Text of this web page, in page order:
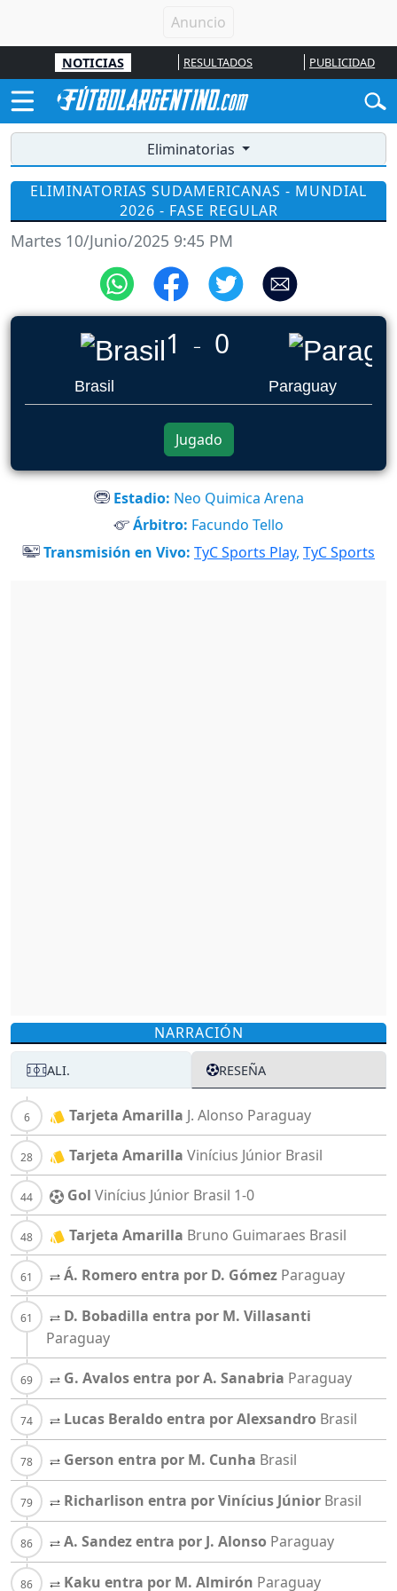
NOTICIAS RESULTADOS PUBLICIDAD
Eliminatorias
ELIMINATORIAS SUDAMERICANAS - MUNDIAL
2026 - FASE REGULAR
Martes 10/Junio/2025 9:45 PM
Brasil
1 _ 0
Paraguay
Jugado
Estadio: Neo Quimica Arena
Árbitro: Facundo Tello
Transmisión en Vivo: TyC Sports Play, TyC Sports
NARRACIÓN
ALI. RESEÑA
Tarjeta Amarilla J. Alonso Paraguay
Tarjeta Amarilla Vinícius Júnior Brasil
Gol Vinícius Júnior Brasil 1-0
Tarjeta Amarilla Bruno Guimaraes Brasil
Á. Romero entra por D. Gómez Paraguay
D. Bobadilla entra por M. Villasanti
Paraguay
G. Avalos entra por A. Sanabria Paraguay
Lucas Beraldo entra por Alexsandro Brasil
Gerson entra por M. Cunha Brasil
Richarlison entra por Vinícius Júnior Brasil
A. Sandez entra por J. Alonso Paraguay
Kaku entra por M. Almirón Paraguay